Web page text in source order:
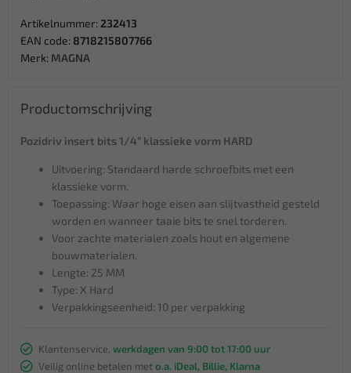
Artikelnummer: 232413
EAN code: 8718215807766
Merk: MAGNA
Productomschrijving
Pozidriv insert bits 1/4” klassieke vorm HARD
Uitvoering: Standaard harde schroefbits met een
klassieke vorm.
Toepassing: Waar hoge eisen aan slijtvastheid gesteld
worden en wanneer taaie bits te snel torderen.
Voor zachte materialen zoals hout en algemene
bouwmaterialen.
Lengte: 25 MM
Type: X Hard
Verpakkingseenheid: 10 per verpakking
Klantenservice, werkdagen van 9:00 tot 17:00 uur
Veilig online betalen met o.a. iDeal, Billie, Klarna